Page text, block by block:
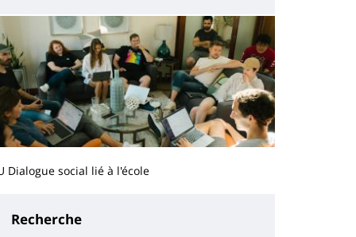
Dialogue social lié à l'école
Recherche